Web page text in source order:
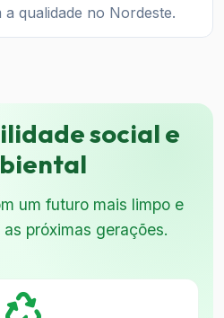
qualidade no Nordeste.
social e
um futuro mais limpo e
próximas gerações.